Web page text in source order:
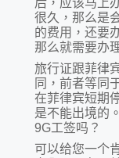
很久，那么是
的费用，还要
那么就需要办
旅行证跟菲律
同，前者等同
在菲律宾短期
是不能出境的
9G工签吗？
可以给您一个